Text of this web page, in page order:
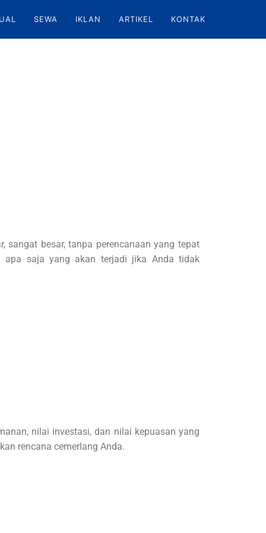
SEWA IKLAN ARTIKEL KONTAK
sangat besar, tanpa perencanaan yang tepat
apa saja yang akan terjadi jika Anda tidak
nilai investasi, dan nilai kepuasan yang
rencana cemerlang Anda.